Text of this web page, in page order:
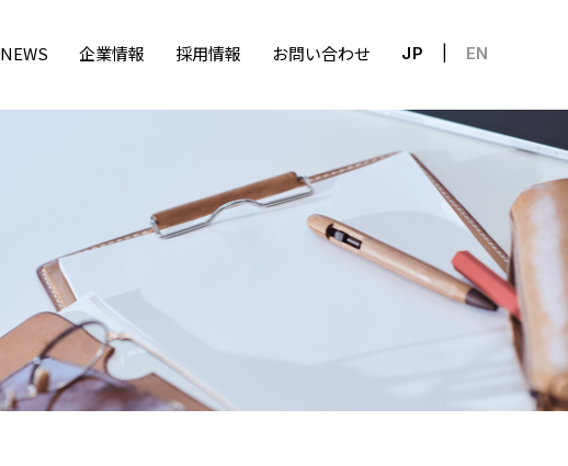
NEWS 企業情報 採用情報 お問い合わせ EN
JP